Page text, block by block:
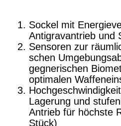
Sockel mit
Antigravantrieb und
Sensoren zur
schen
gegnerischen
optimalen
Lagerung und
Antrieb für höchste
Stück)